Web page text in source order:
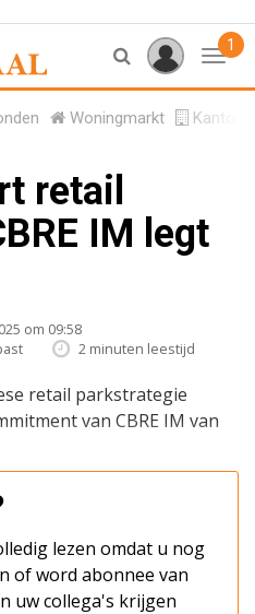
1
Woningmarkt
retail
IM legt
om 09:58
2 minuten leestijd
retail parkstrategie
van CBRE IM van
lezen omdat u nog
of word abonnee van
uw collega's krijgen